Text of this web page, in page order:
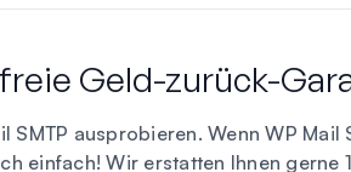
Geld-zurück-
SMTP ausprobieren. Wenn WP
einfach! Wir erstatten Ihnen gerne